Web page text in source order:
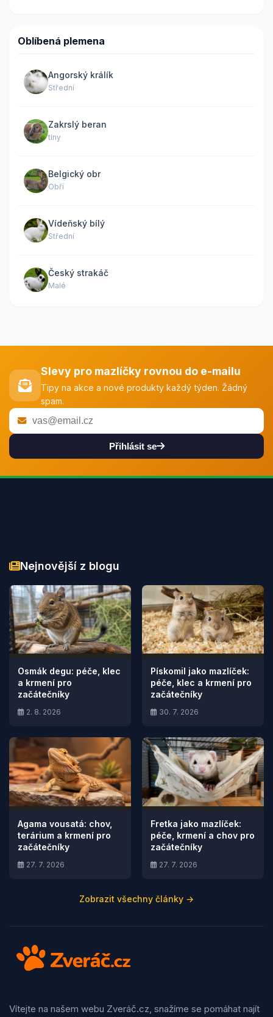
Oblíbená plemena
Angorský králík
Střední
Zakrslý beran
tiny
Belgický obr
Obří
Vídeňský bílý
Střední
Český strakáč
Malé
Slevy pro mazlíčky rovnou do e-mailu
Tipy na akce a nové produkty každý týden. Žádný
spam.
Přihlásit se
Nejnovější z blogu
Osmák degu: péče, klec
a krmení pro
začátečníky
2. 8. 2026
Pískomil jako mazlíček:
péče, klec a krmení pro
začátečníky
30. 7. 2026
Agama vousatá: chov,
terárium a krmení pro
začátečníky
27. 7. 2026
Fretka jako mazlíček:
péče, krmení a chov pro
začátečníky
27. 7. 2026
Zobrazit všechny články →
Vítejte na našem webu Zveráč.cz, snažíme se pomáhat najít